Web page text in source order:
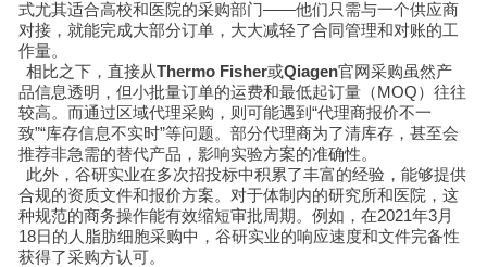
式尤其适合高校和医院的采购部门——他们只需与一个供应商
对接，就能完成大部分订单，大大减轻了合同管理和对账的工
作量。
相比之下，直接从Thermo Fisher或Qiagen官网采购虽然产
品信息透明，但小批量订单的运费和最低起订量（MOQ）往往
较高。而通过区域代理采购，则可能遇到“代理商报价不一
致”“库存信息不实时”等问题。部分代理商为了清库存，甚至会
推荐非急需的替代产品，影响实验方案的准确性。
此外，谷研实业在多次招投标中积累了丰富的经验，能够提供
合规的资质文件和报价方案。对于体制内的研究所和医院，这
种规范的商务操作能有效缩短审批周期。例如，在2021年3月
18日的人脂肪细胞采购中，谷研实业的响应速度和文件完备性
获得了采购方认可。